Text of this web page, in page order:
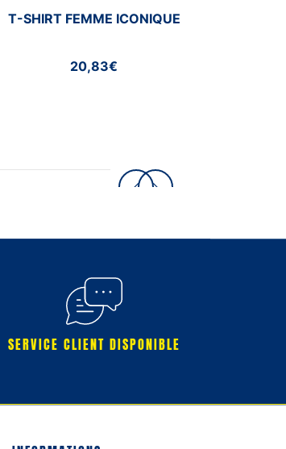
T-SHIRT FEMME ICONIQUE
20,83€
SERVICE CLIENT DISPONIBLE